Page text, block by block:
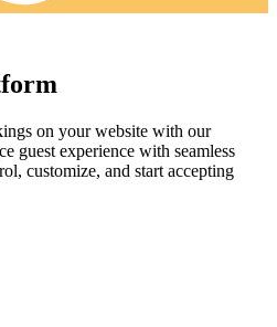
on your website with our
guest experience with seamless
customize, and start accepting